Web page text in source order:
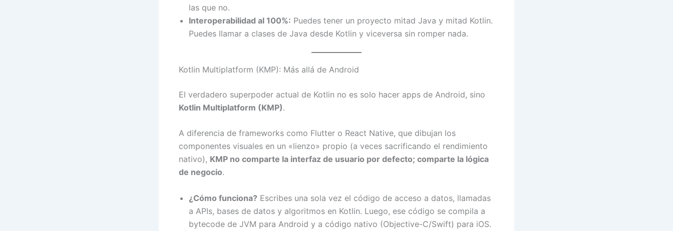
las que no.
Interoperabilidad al 100%: Puedes tener un proyecto mitad Java y mitad Kotlin.
Puedes llamar a clases de Java desde Kotlin y viceversa sin romper nada.
Kotlin Multiplatform (KMP): Más allá de Android
El verdadero superpoder actual de Kotlin no es solo hacer apps de Android, sino
Kotlin Multiplatform (KMP).
A diferencia de frameworks como Flutter o React Native, que dibujan los
componentes visuales en un «lienzo» propio (a veces sacrificando el rendimiento
nativo), KMP no comparte la interfaz de usuario por defecto; comparte la lógica
de negocio.
¿Cómo funciona? Escribes una sola vez el código de acceso a datos, llamadas
a APIs, bases de datos y algoritmos en Kotlin. Luego, ese código se compila a
bytecode de JVM para Android y a código nativo (Objective-C/Swift) para iOS.